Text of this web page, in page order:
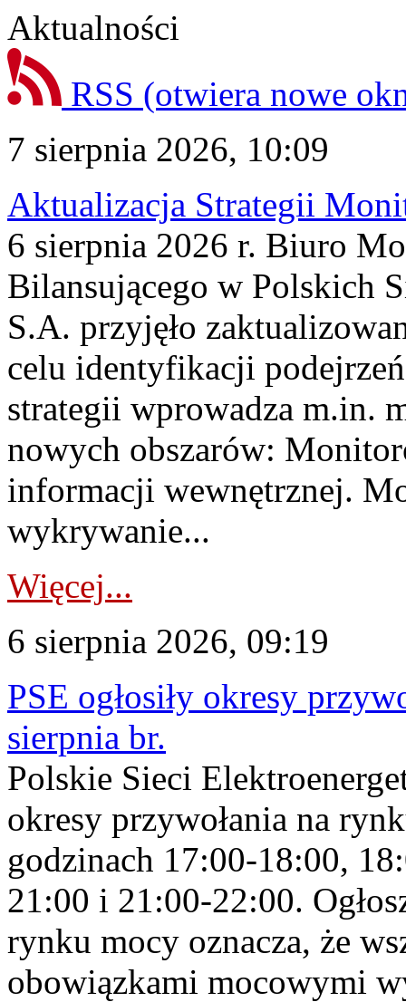
Aktualności
RSS (otwiera nowe
7 sierpnia 2026, 10:09
Aktualizacja Strategii
6 sierpnia 2026 r. Biuro
Bilansującego w Polskich
S.A. przyjęło
celu identyfikacji
strategii wprowadza m.in.
nowych obszarów:
informacji wewnętrznej.
wykrywanie...
Więcej...
6 sierpnia 2026, 09:19
PSE ogłosiły okresy
sierpnia br.
Polskie Sieci
okresy przywołania na
godzinach 17:00-18:00,
21:00 i 21:00-22:00.
rynku mocy oznacza, że
obowiązkami mocowymi